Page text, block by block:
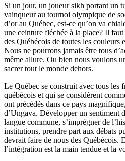
Si un jour, un joueur sikh portant un
vainqueur au tournoi olympique de
d’or au Québec, est-ce qu’on va
une ceinture fléchée à la place? Il
des Québécois de toutes les couleurs
Nous ne pourrons jamais être tous
même allure. Ou bien nous voulons
sacrer tout le monde dehors.
Le Québec se construit avec tous les
québécois et qui se considèrent
ont précédés dans ce pays
d’Ungava. Développer un sentiment
langue commune, s’imprégner de
institutions, prendre part aux débats
devrait faire de nous des Québécois.
l’intégration est la main tendue et la